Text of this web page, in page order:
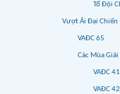
Tổ Đội
Vượt Ải Đại Chiến
VAĐC 65
Các Mùa
VAĐC 41
VAĐC 42